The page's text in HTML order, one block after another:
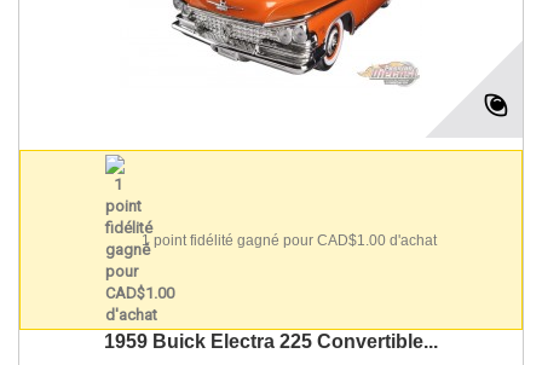
1 point fidélité gagné pour CAD$1.00 d'achat
1959 Buick Electra 225 Convertible...